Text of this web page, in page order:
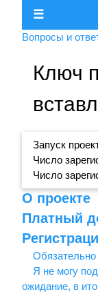
☰
Вопросы и
Ключ
Запуск
Число
Число
О проекте
Платный
Обязательно
Я не могу
ожидание, в